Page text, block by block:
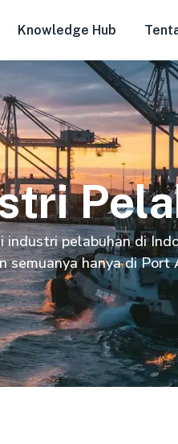
Knowledge Hub
pelabuhan di
hanya di Port